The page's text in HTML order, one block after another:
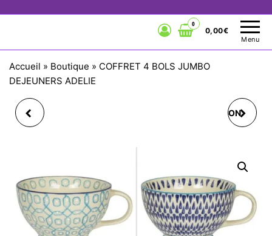
Menu
0
0,00€
Accueil » Boutique » COFFRET 4 BOLS JUMBO
DEJEUNERS ADELIE
BOL DÉJEUNER NELSON